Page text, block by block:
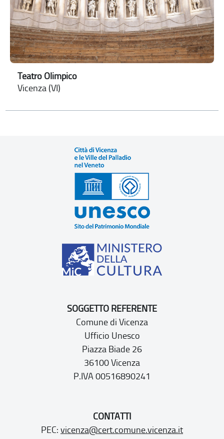
Teatro Olimpico
Vicenza (VI)
SOGGETTO REFERENTE
Comune di Vicenza
Ufficio Unesco
Piazza Biade 26
36100 Vicenza
P.IVA 00516890241
CONTATTI
PEC: vicenza@cert.comune.vicenza.it